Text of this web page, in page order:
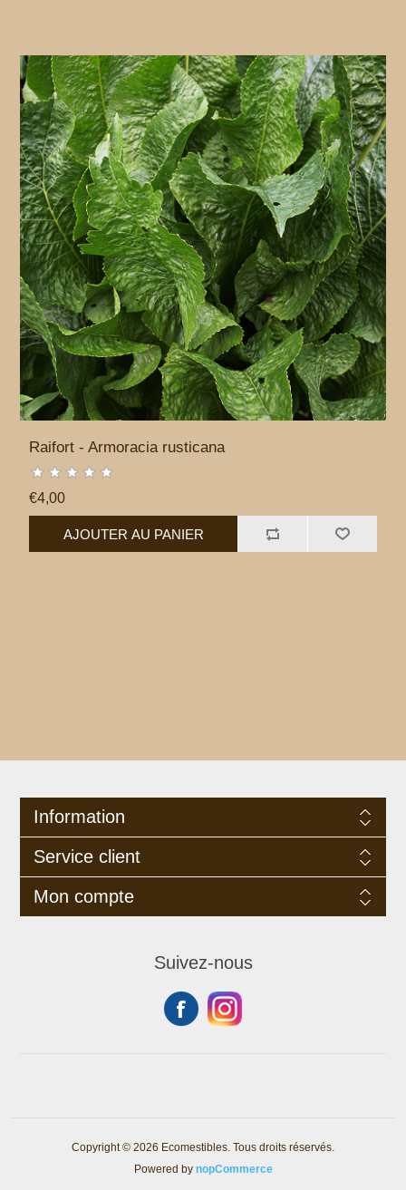
Raifort - Armoracia rusticana
€4,00
Information
Service client
Mon compte
Suivez-nous
Copyright © 2026 Ecomestibles. Tous droits réservés.
Powered by nopCommerce